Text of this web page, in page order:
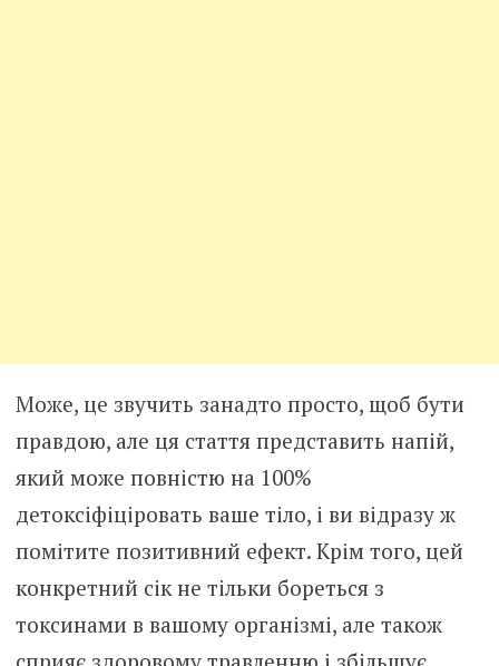
Може, це звучить занадто просто, щоб бути
правдою, але ця стаття представить напій,
який може повністю на 100%
детоксіфіціровать ваше тіло, і ви відразу ж
помітите позитивний ефект. Крім того, цей
конкретний сік не тільки бореться з
токсинами в вашому організмі, але також